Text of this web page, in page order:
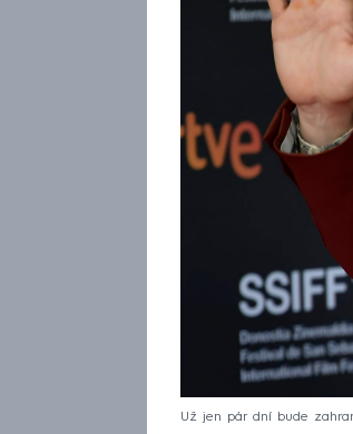
Už jen pár dní bude